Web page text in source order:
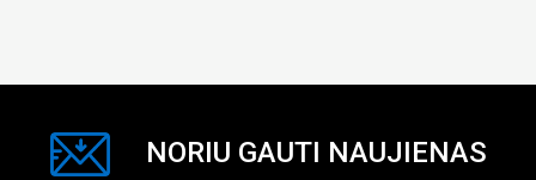
NORIU GAUTI NAUJIENAS